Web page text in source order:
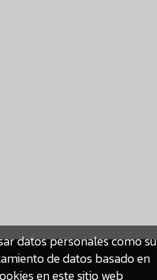
datos personales como su
de datos basado en
en este sitio web